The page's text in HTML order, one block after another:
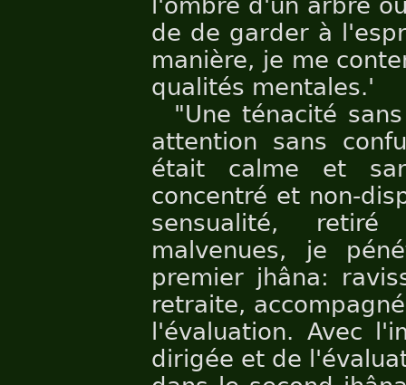
l'ombre d'un arbre
de de garder à
manière, je me
qualités mentales.'
"Une ténacité
attention sans
était calme et
concentré et non-
sensualité,
malvenues, je
premier jhâna:
retraite,
l'évaluation. Avec
dirigée et de